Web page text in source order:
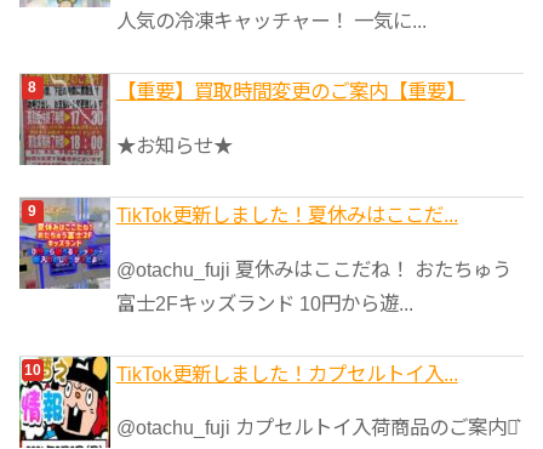
人気の冷凍キャッチャー！ 一気に...
【重要】買取時間変更のご案内【重要】
★お知らせ★
TikTok更新しました！夏休みはここだ...
@otachu_fuji 夏休みはここだね！ おたちゅう
富士2Fキッズランド 10円から遊...
TikTok更新しました！カプセルトイ入...
@otachu_fuji カプセルトイ入荷商品のご案内⋆͛